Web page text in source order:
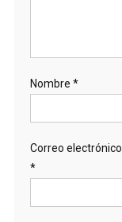
Nombre *
Correo electrónico
*